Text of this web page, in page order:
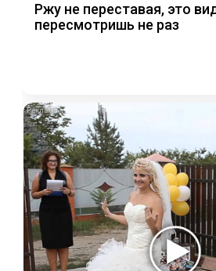
Ржу не переставая, это
пересмотришь не раз